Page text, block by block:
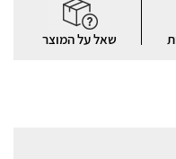
שאל על המוצר